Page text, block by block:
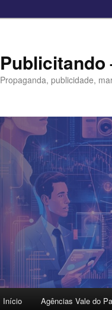
Publicitando
Propaganda, publicidade,
Início Agências Vale do